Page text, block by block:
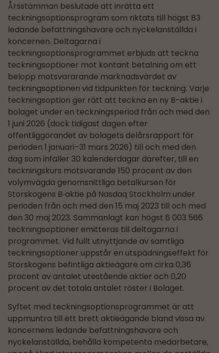
Årsstämman beslutade att inrätta ett
teckningsoptionsprogram som riktats till högst 83
ledande befattningshavare och nyckelanställda i
koncernen. Deltagarna i
teckningsoptionsprogrammet erbjuds att teckna
teckningsoptioner mot kontant betalning om ett
belopp motsvararande marknadsvärdet av
teckningsoptionen vid tidpunkten för teckning. Varje
teckningsoption ger rätt att teckna en ny B-aktie i
bolaget under en teckningsperiod från och med den
1 juni 2026 (dock tidigast dagen efter
offentliggörandet av bolagets delårs­­rapport för
perioden 1 januari–31 mars 2026) till och med den
dag som infaller 30 kalenderdagar därefter, till en
teckningskurs motsvarande 150 procent av den
volymvägda genomsnittliga betalkursen för
Storskogens B‑aktie på Nasdaq Stockholm under
perioden från och med den 15 maj 2023 till och med
den 30 maj 2023. Sammanlagt kan högst 6 003 566
teckningsoptioner emitteras till deltagarna i
programmet. Vid fullt utnyttjande av samtliga
teckningsoptioner uppstår en utspädningseffekt för
Storskogens befintliga aktieägare om cirka 0,36
procent av antalet utestående aktier och 0,20
procent av det totala antalet röster i Bolaget.
Syftet med teckningsoptionsprogrammet är att
uppmuntra till ett brett aktieägande bland vissa av
koncernens ledande befattningshavare och
nyckelanställda, behålla kompetenta medarbetare,